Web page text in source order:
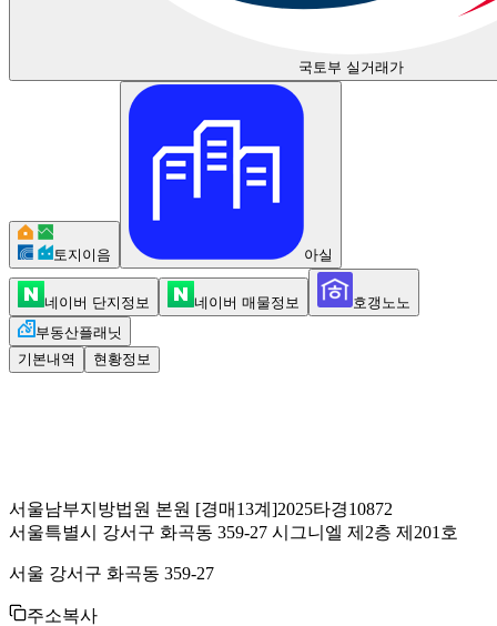
국토부 실거래가
토지이음 아실
네이버 단지정보 네이버 매물정보
호갱노노
부동산플래닛
기본내역
현황정보
서울남부지방법원 본원 [경매13계]2025타경10872
서울특별시 강서구 화곡동 359-27 시그니엘 제2층 제201호
서울 강서구 화곡동 359-27
주소복사